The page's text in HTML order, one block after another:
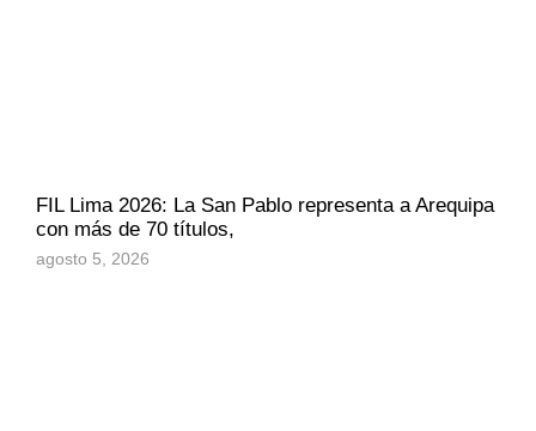
FIL Lima 2026: La San Pablo representa a Arequipa
con más de 70 títulos,
agosto 5, 2026